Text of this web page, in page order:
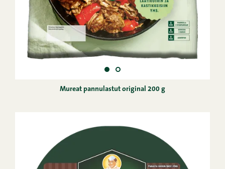
Mureat pannulastut original 200 g